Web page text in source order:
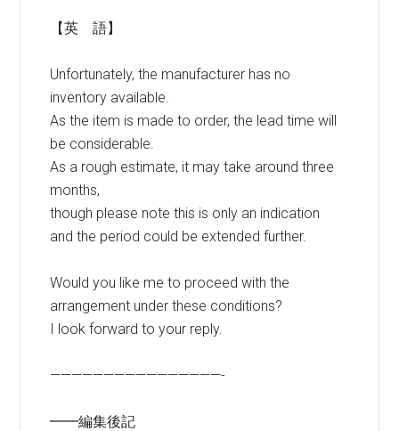
【英 語】
Unfortunately, the manufacturer has no
inventory available.
As the item is made to order, the lead time will
be considerable.
As a rough estimate, it may take around three
months,
though please note this is only an indication
and the period could be extended further.
Would you like me to proceed with the
arrangement under these conditions?
I look forward to your reply.
————————————————-
━━編集後記